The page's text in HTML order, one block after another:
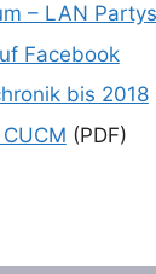
– LAN Partys
Facebook
bis 2018
(PDF)